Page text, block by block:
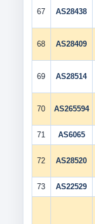
67 AS28438
68 AS28409
69 AS28514
70 AS265594
71 AS6065
72 AS28520
73 AS22529